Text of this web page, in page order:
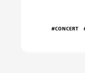
#CONCERT